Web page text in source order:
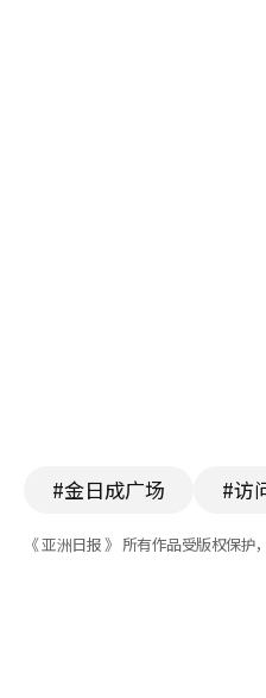
#金日成广场 #访
《 亚洲日报 》 所有作品受版权保护